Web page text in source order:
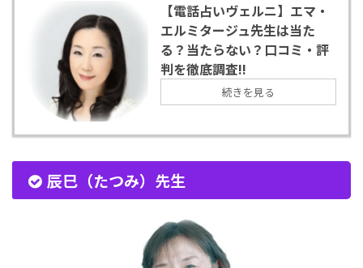
【電話占いヴェルニ】エマ・
エルミタージュ先生は当た
る？当たらない？口コミ・評
判を徹底調査!!
続きを見る
辰巳（たつみ）先生